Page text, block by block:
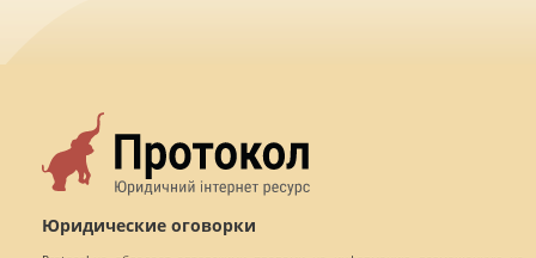
Юридические оговорки